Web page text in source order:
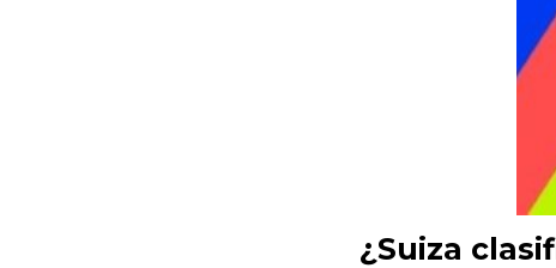
¿Suiza